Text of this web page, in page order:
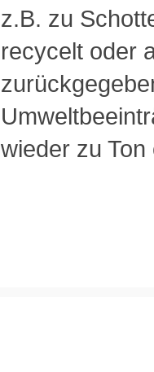
z.B. zu
recycelt oder
wieder zu